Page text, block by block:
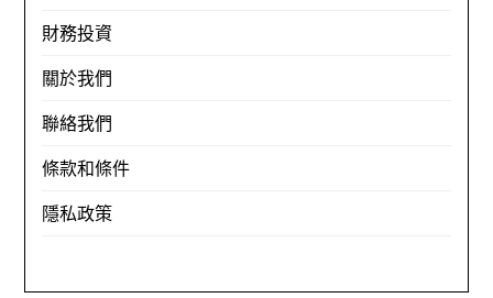
財務投資
關於我們
聯絡我們
條款和條件
隱私政策